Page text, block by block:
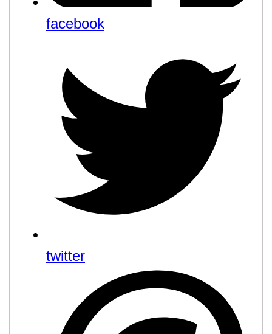
facebook
twitter